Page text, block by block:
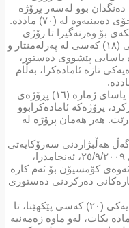
(٦)ی دەرکرد کە دەنگدان بوو لەسەر پڕۆژە
لە (٧٠) ماددە.
بۆ وەرنەگیرا تا رۆژی
٦/٨/٢٠٠٥، پەرلەمانی کوردستان لیژنەیەکی (١٨) کەسی لە پەرلەمنتار و
یاسایی پێشووی دەستور،
تازە ئامادەکرا، بەڵام
ساڵی ٢٠٠٨، پەرلەمانی کوردستان بە پێی یاسای ژمارە (١٦) پڕۆژەی
پرۆژەکە ئامادەکرابوو
هەر هەمان پرۆژە لە
هەڵبژاردنی سەرۆکایەتی
هەرێم و پەرلەمانی کوردساتن کە لە رۆژی ٢٥/٩/٢٠٠٩، ئەنجامدرا،
کۆمسیۆن بۆ ئەم کارە
دەرکردنی دەستوری
ساڵی ٢٠١٥، پەرلەمانی کوردستان لیژەنەیەکی (٢٠) کەسی پێکهێنا، تا
ئامادە بکات، لەو ماوە زەمەنیە